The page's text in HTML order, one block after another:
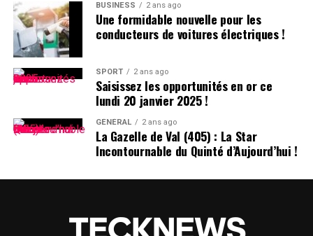
>
En collaboration avec nos
partenaires techniques,
nous travaillons activement
à rétablir notre service.
Nous remercions le
président Trump pour avoir
rassuré nos partenaires
BUSINESS 2 ans ago
Une formidable nouvelle pour les
conducteurs de voitures électriques !
SPORT 2 ans ago
Saisissez les opportunités en or ce
lundi 20 janvier 2025 !
GÉNÉRAL 2 ans ago
La Gazelle de Val (405) : La Star
Incontournable du Quinté d’Aujourd’hui !